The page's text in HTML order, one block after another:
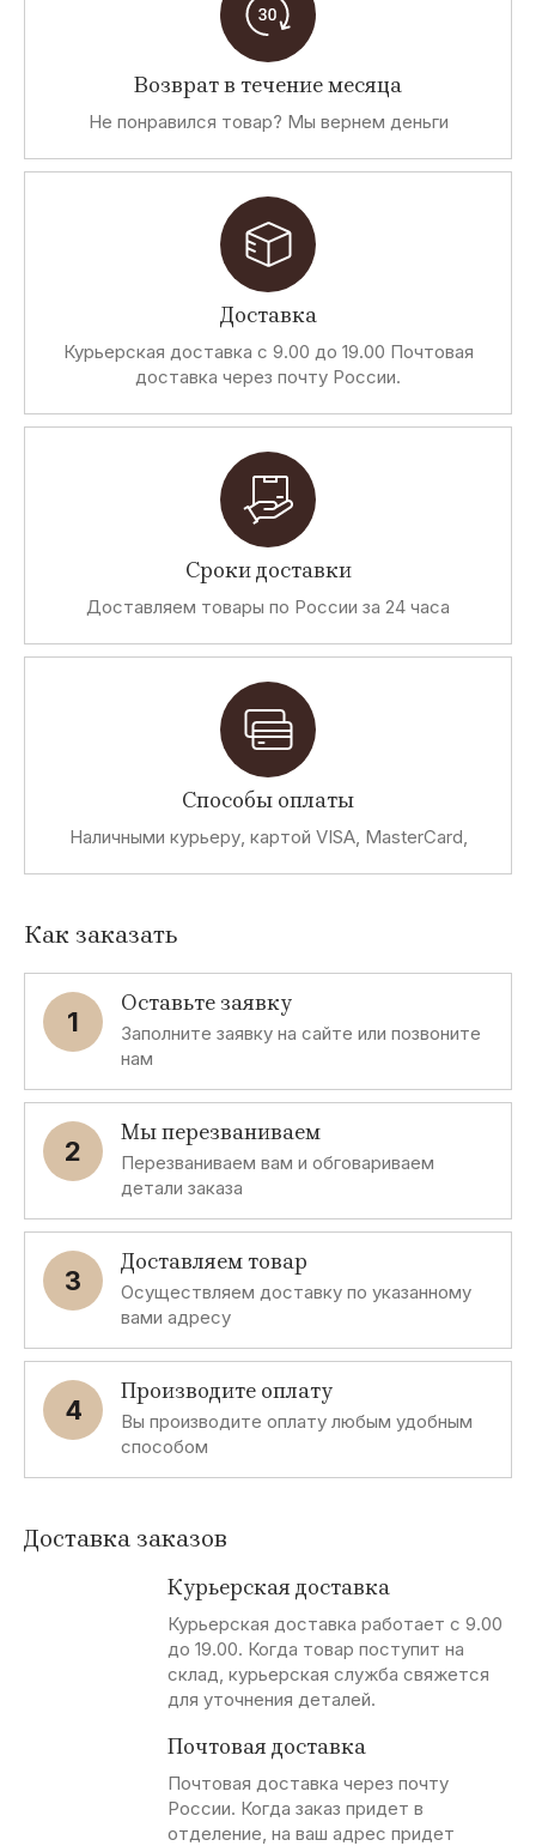
Возврат в течение месяца
Не понравился товар? Мы вернем деньги
Доставка
Курьерская доставка с 9.00 до 19.00 Почтовая
доставка через почту России.
Сроки доставки
Доставляем товары по России за 24 часа
Способы оплаты
Наличными курьеру, картой VISA, MasterCard,
Как заказать
1
Оставьте заявку
Заполните заявку на сайте или позвоните
нам
2
Мы перезваниваем
Перезваниваем вам и обговариваем
детали заказа
3
Доставляем товар
Осуществляем доставку по указанному
вами адресу
4
Производите оплату
Вы производите оплату любым удобным
способом
Доставка заказов
Курьерская доставка
Курьерская доставка работает с 9.00
до 19.00. Когда товар поступит на
склад, курьерская служба свяжется
для уточнения деталей.
Почтовая доставка
Почтовая доставка через почту
России. Когда заказ придет в
отделение, на ваш адрес придет